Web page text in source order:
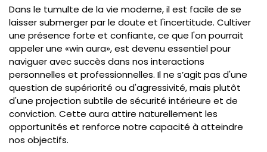
Dans le tumulte de la vie moderne, il est facile de se
laisser submerger par le doute et l'incertitude. Cultiver
une présence forte et confiante, ce que l'on pourrait
appeler une «win aura», est devenu essentiel pour
naviguer avec succès dans nos interactions
personnelles et professionnelles. Il ne s’agit pas d'une
question de supériorité ou d'agressivité, mais plutôt
d'une projection subtile de sécurité intérieure et de
conviction. Cette aura attire naturellement les
opportunités et renforce notre capacité à atteindre
nos objectifs.